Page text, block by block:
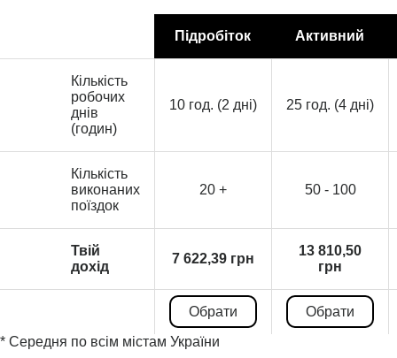
Підробіток Активний
Кількість
робочих
днів
(годин)
10 год. (2 дні) 25 год. (4 дні)
Кількість
виконаних
поїздок
20 + 50 - 100
Твій
дохід
7 622,39 грн
13 810,50
грн
Обрати
Обрати
* Середня по всім містам України